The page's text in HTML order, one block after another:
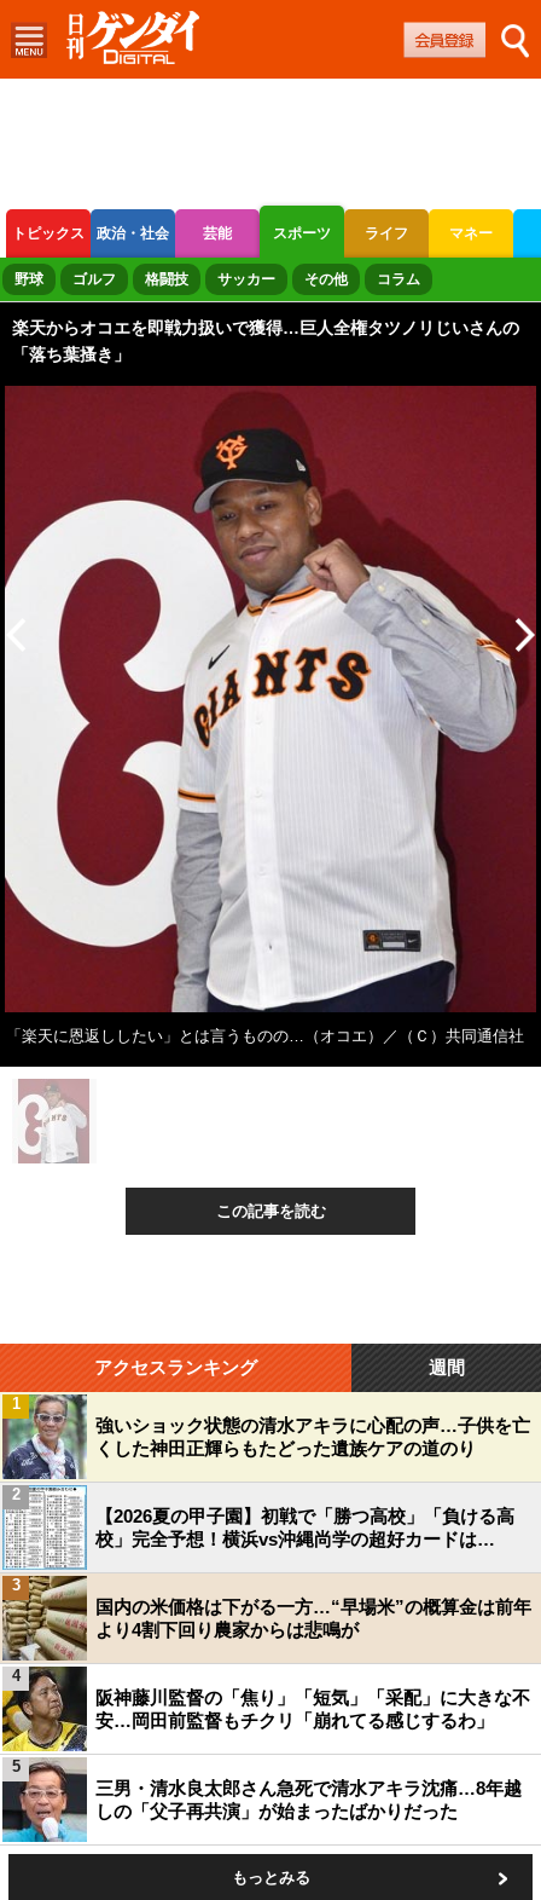
トピックス 政治・社会 芸能 スポーツ ライフ マネー
ボートレース 競輪 オートレース
野球 ゴルフ 格闘技 サッカー その他 コラム
楽天からオコエを即戦力扱いで獲得…巨人全権タツノリじいさんの
「落ち葉搔き」
「楽天に恩返ししたい」とは言うものの…（オコエ）／（Ｃ）共同通信社
この記事を読む
アクセスランキング 週間
強いショック状態の清水アキラに心配の声…子供を亡
くした神田正輝らもたどった遺族ケアの道のり
1
【2026夏の甲子園】初戦で「勝つ高校」「負ける高
校」完全予想！横浜vs沖縄尚学の超好カードは…
2
国内の米価格は下がる一方…“早場米”の概算金は前年
より4割下回り農家からは悲鳴が
3
阪神藤川監督の「焦り」「短気」「采配」に大きな不
安…岡田前監督もチクリ「崩れてる感じするわ」
4
三男・清水良太郎さん急死で清水アキラ沈痛…8年越
しの「父子再共演」が始まったばかりだった
5
もっとみる